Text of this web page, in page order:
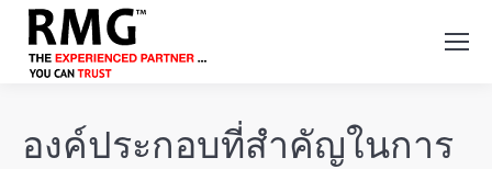
องค์ประกอบที่สำคัญในการ